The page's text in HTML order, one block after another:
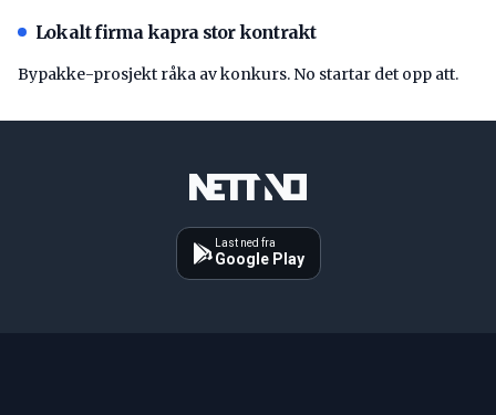
Lokalt firma kapra stor kontrakt
Bypakke-prosjekt råka av konkurs. No startar det opp att.
Last ned fra
Google Play